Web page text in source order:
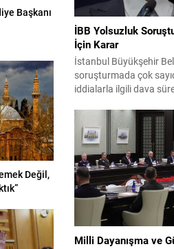
Başkanı
Değil,
İBB Yolsuzluk
İçin Karar
İstanbul Büyükşehir
soruşturmada çok
iddialarla ilgili dava
sanıkların tutukluluk
değerlendirdi.
Ekrem İmamoğlu’nun
hakkında tutukluluk
karar verildi. İddialar
Soruşturma
Milli Dayanışma ve